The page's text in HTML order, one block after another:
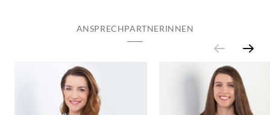
ANSPRECHPARTNERINNEN